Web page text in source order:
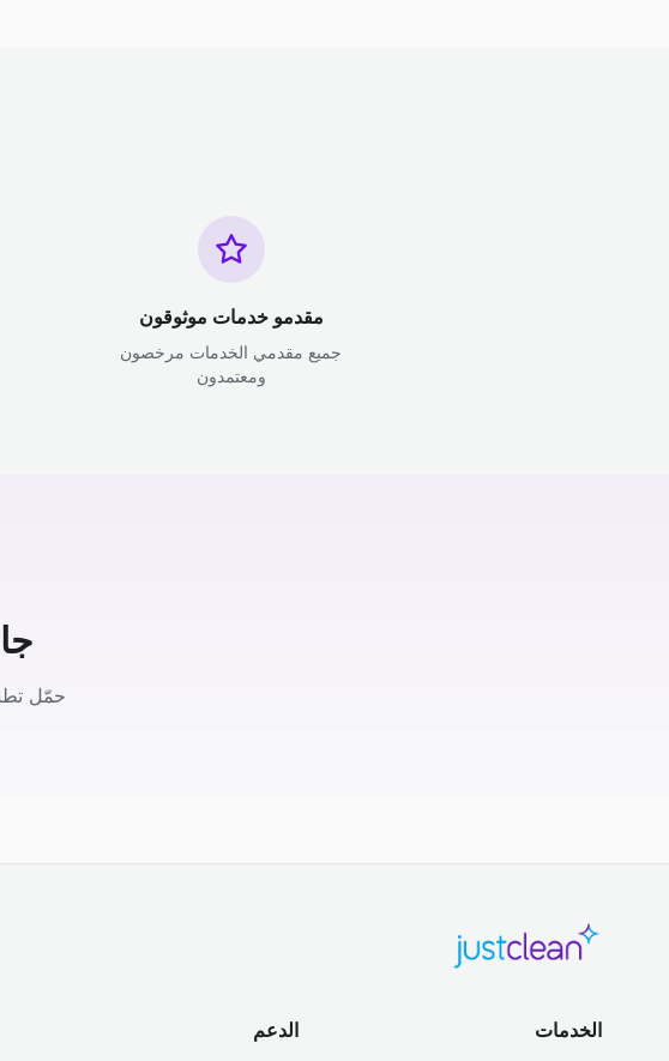
مقدمو خدمات موثوقون
جميع مقدمي الخدمات مرخصون
ومعتمدون
حمّل
الخدمات الدعم